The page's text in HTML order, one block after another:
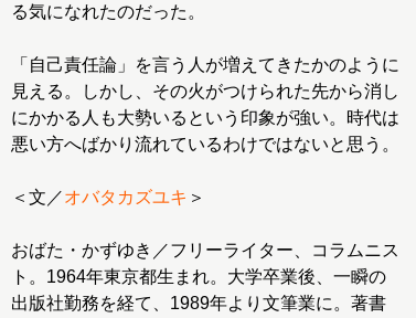
る気になれたのだった。
「自己責任論」を言う人が増えてきたかのように
見える。しかし、その火がつけられた先から消し
にかかる人も大勢いるという印象が強い。時代は
悪い方へばかり流れているわけではないと思う。
＜文／オバタカズユキ ＞
おばた・かずゆき／フリーライター、コラムニス
ト。1964年東京都生まれ。大学卒業後、一瞬の
出版社勤務を経て、1989年より文筆業に。著書